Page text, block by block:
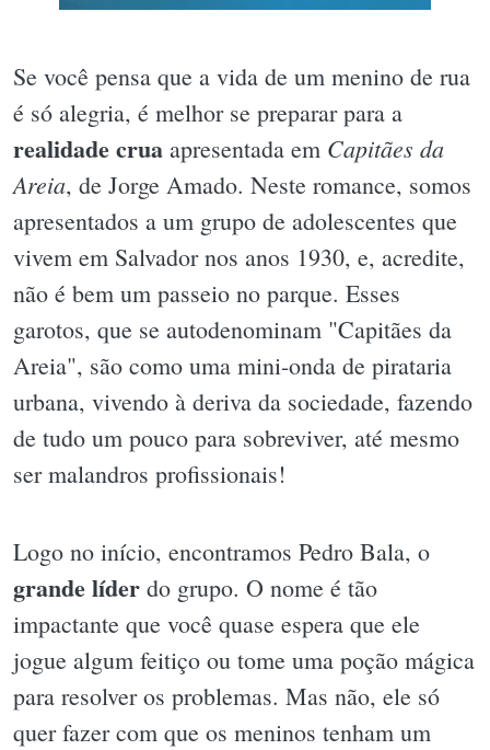
Se você pensa que a vida de um menino de rua
é só alegria, é melhor se preparar para a
realidade crua apresentada em Capitães da
Areia, de Jorge Amado. Neste romance, somos
apresentados a um grupo de adolescentes que
vivem em Salvador nos anos 1930, e, acredite,
não é bem um passeio no parque. Esses
garotos, que se autodenominam "Capitães da
Areia", são como uma mini-onda de pirataria
urbana, vivendo à deriva da sociedade, fazendo
de tudo um pouco para sobreviver, até mesmo
ser malandros profissionais!
Logo no início, encontramos Pedro Bala, o
grande líder do grupo. O nome é tão
impactante que você quase espera que ele
jogue algum feitiço ou tome uma poção mágica
para resolver os problemas. Mas não, ele só
quer fazer com que os meninos tenham um